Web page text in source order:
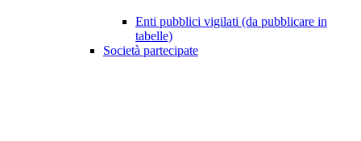
Enti pubblici vigilati (da pubblicare in
tabelle)
Società partecipate